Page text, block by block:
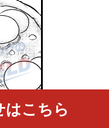
はこちら